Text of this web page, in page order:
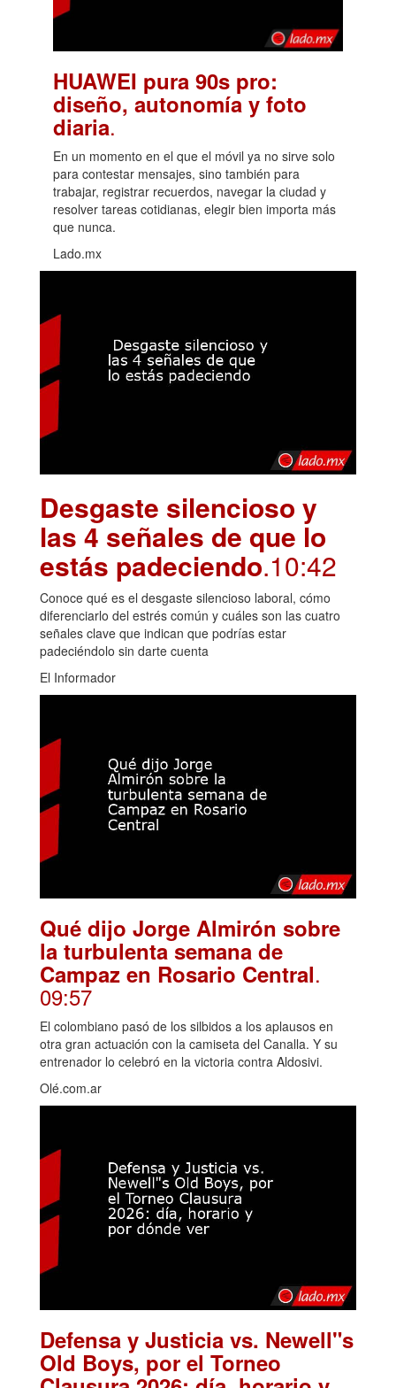
HUAWEI pura 90s pro:
diseño, autonomía y foto
diaria.
En un momento en el que el móvil ya no sirve solo
para contestar mensajes, sino también para
trabajar, registrar recuerdos, navegar la ciudad y
resolver tareas cotidianas, elegir bien importa más
que nunca.
Lado.mx
Desgaste silencioso y
las 4 señales de que lo
estás padeciendo.10:42
Conoce qué es el desgaste silencioso laboral, cómo
diferenciarlo del estrés común y cuáles son las cuatro
señales clave que indican que podrías estar
padeciéndolo sin darte cuenta
El Informador
Qué dijo Jorge Almirón sobre
la turbulenta semana de
Campaz en Rosario Central.
09:57
El colombiano pasó de los silbidos a los aplausos en
otra gran actuación con la camiseta del Canalla. Y su
entrenador lo celebró en la victoria contra Aldosivi.
Olé.com.ar
Defensa y Justicia vs. Newell"s
Old Boys, por el Torneo